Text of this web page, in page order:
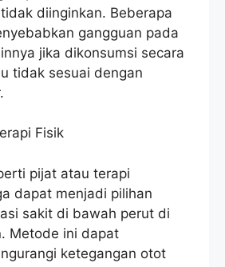
diinginkan. Beberapa
gangguan pada
jika dikonsumsi secara
tidak sesuai dengan
Fisik
pijat atau terapi
dapat menjadi pilihan
sakit di bawah perut di
Metode ini dapat
ketegangan otot